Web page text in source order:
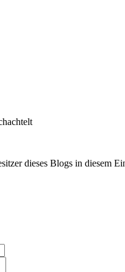
dieses Blogs in diesem